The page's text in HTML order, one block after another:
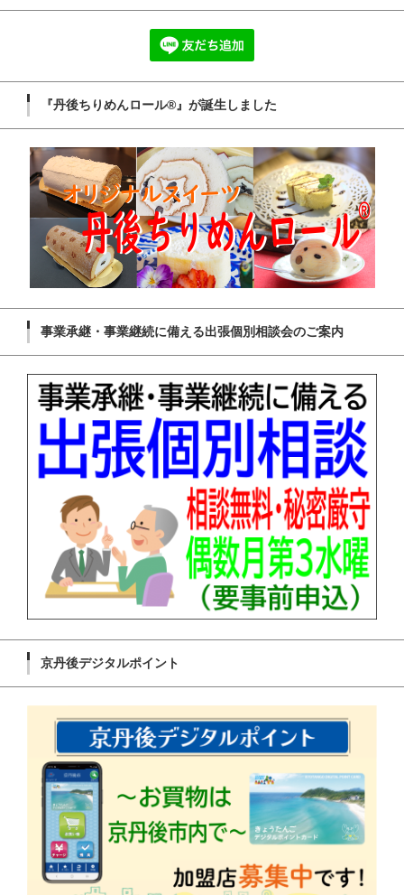
『丹後ちりめんロール®』が誕生しました
事業承継・事業継続に備える出張個別相談会のご案内
京丹後デジタルポイント